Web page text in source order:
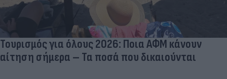
Τουρισμός για όλους 2026: Ποια ΑΦΜ κάνουν
αίτηση σήμερα – Τα ποσά που δικαιούνται